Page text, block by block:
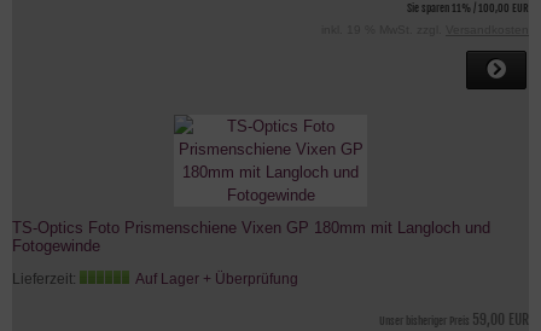
Sie sparen 11% / 100,00 EUR
TS-Optics Foto Prismenschiene Vixen GP 180mm mit Langloch und
Fotogewinde
Lieferzeit: Auf Lager + Überprüfung
Unser bisheriger Preis 59,00 EUR